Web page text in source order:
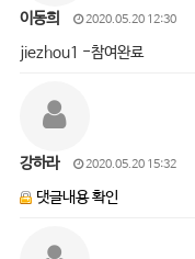
이동희 2020.05.20 12:30
jiezhou1 -참여완료
강하라 2020.05.20 15:32
댓글내용 확인